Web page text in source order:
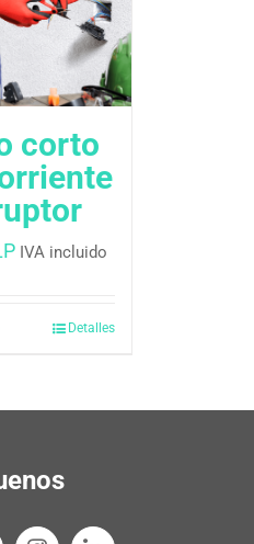
corto
IVA incluido
Detalles